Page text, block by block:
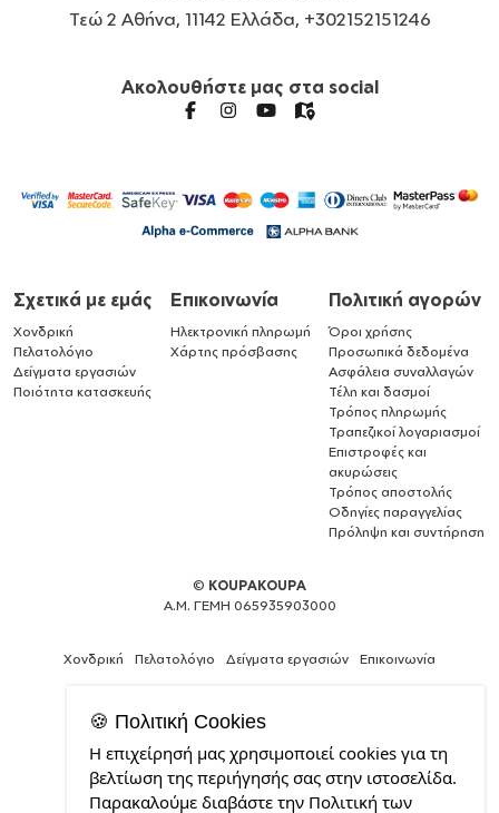
Τεώ 2 Αθήνα, 11142 Ελλάδα, +302152151246
Ακολουθήστε μας στα social
Σχετικά με εμάς
Χονδρική
Πελατολόγιο
Δείγματα εργασιών
Ποιότητα κατασκευής
Επικοινωνία
Ηλεκτρονική πληρωμή
Χάρτης πρόσβασης
Πολιτική αγορών
Όροι χρήσης
Προσωπικά δεδομένα
Ασφάλεια συναλλαγών
Τέλη και δασμοί
Τρόπος πληρωμής
Τραπεζικοί λογαριασμοί
Επιστροφές και
ακυρώσεις
Τρόπος αποστολής
Οδηγίες παραγγελίας
Πρόληψη και συντήρηση
© KOUPAKOUPA
Α.Μ. ΓΕΜΗ 065935903000
Χονδρική Πελατολόγιο Δείγματα εργασιών Επικοινωνία
Web
Design,
Social
🍪 Πολιτική Cookies
Η επιχείρησή μας χρησιμοποιεί cookies για τη
βελτίωση της περιήγησής σας στην ιστοσελίδα.
Παρακαλούμε διαβάστε την Πολιτική των